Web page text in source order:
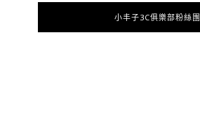
小丰子3C俱樂部粉絲團